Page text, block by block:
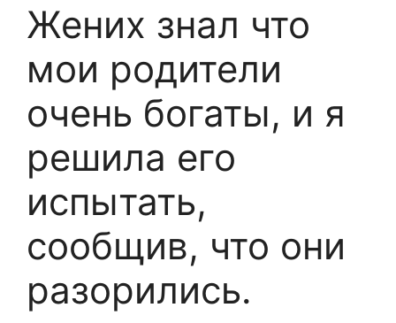
Жених знал что
мои родители
очень богаты, и я
решила его
испытать,
сообщив, что они
разорились.